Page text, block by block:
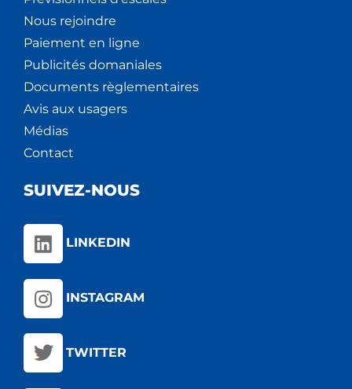
Nous rejoindre
Paiement en ligne
Publicités domaniales
Documents règlementaires
Avis aux usagers
Médias
Contact
SUIVEZ-NOUS
LINKEDIN
INSTAGRAM
TWITTER